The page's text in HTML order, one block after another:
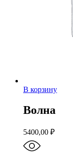
В корзину
Волна
5400,00 ₽